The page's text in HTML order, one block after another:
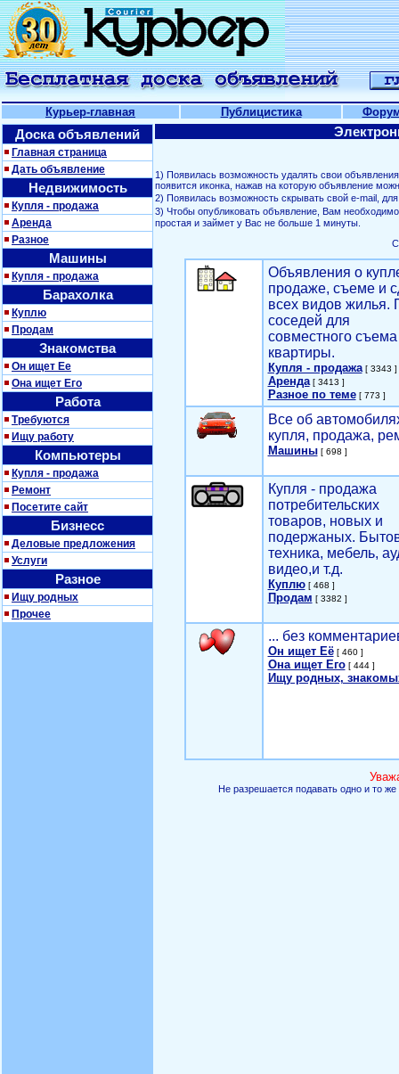
Курьер-главная Публицистика
Доска объявлений
Главная страница
Дать объявление
Недвижимость
Купля - продажа
Аренда
Разное
Машины
Купля - продажа
Барахолка
Куплю
Продам
Знакомства
Он ищет Ее
Она ищет Его
Работа
Требуются
Ищу работу
Компьютеры
Купля - продажа
Ремонт
Посетите сайт
Бизнесс
Деловые предложения
Услуги
Разное
Ищу родных
Прочее
1) Появилась возможность удалять свои
появится иконка, нажав на которую объявление
2) Появилась возможность скрывать свой е-mail,
3) Чтобы опубликовать объявление, Вам
простая и займет у Вас не больше 1 минуты.
Объявления о
продаже, съеме и
всех видов жилья.
соседей для
совместного съема
квартиры.
Купля - продажа[ 3343 ]
Аренда[ 3413 ]
Разное по теме[ 773 ]
Все об
купля, продажа,
Машины[ 698 ]
Купля - продажа
потребительских
товаров, новых и
подержаных.
техника, мебель,
видео,и т.д.
Куплю[ 468 ]
Продам [ 3382 ]
... без
Он ищет Её[ 460 ]
Она ищет Его[ 444 ]
Ищу родных,
Не разрешается подавать одно и то